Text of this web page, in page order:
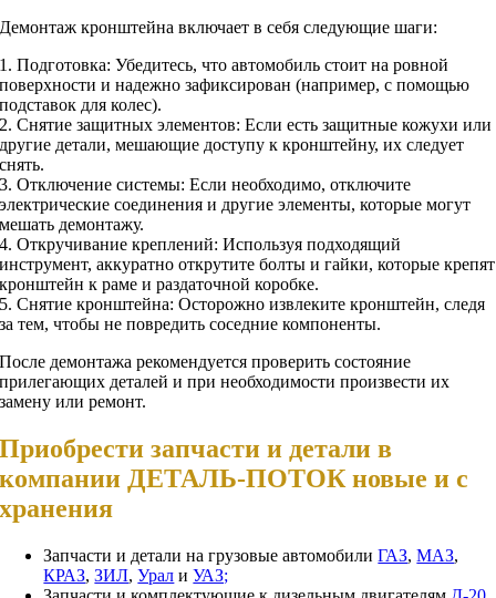
Демонтаж кронштейна включает в себя следующие шаги:
1. Подготовка: Убедитесь, что автомобиль стоит на ровной
поверхности и надежно зафиксирован (например, с помощью
подставок для колес).
2. Снятие защитных элементов: Если есть защитные кожухи или
другие детали, мешающие доступу к кронштейну, их следует
снять.
3. Отключение системы: Если необходимо, отключите
электрические соединения и другие элементы, которые могут
мешать демонтажу.
4. Откручивание креплений: Используя подходящий
инструмент, аккуратно открутите болты и гайки, которые крепят
кронштейн к раме и раздаточной коробке.
5. Снятие кронштейна: Осторожно извлеките кронштейн, следя
за тем, чтобы не повредить соседние компоненты.
После демонтажа рекомендуется проверить состояние
прилегающих деталей и при необходимости произвести их
замену или ремонт.
Приобрести запчасти и детали в
компании ДЕТАЛЬ-ПОТОК новые и с
хранения
Запчасти и детали на грузовые автомобилиГАЗ,МАЗ,
КРАЗ,ЗИЛ,Урал иУАЗ;